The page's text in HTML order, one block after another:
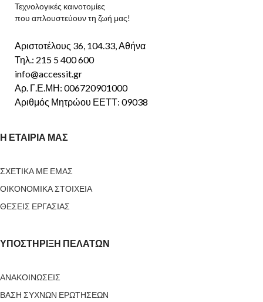
Τεχνολογικές καινοτομίες
που απλουστεύουν τη ζωή μας!
Αριστοτέλους 36, 104.33, Αθήνα
Τηλ.: 215 5 400 600
info@accessit.gr
Αρ. Γ.Ε.ΜΗ: 006720901000
Αριθμός Μητρώου ΕΕΤΤ: 09038
Η ΕΤΑΙΡΙΑ ΜΑΣ
ΣΧΕΤΙΚΑ ΜΕ ΕΜΑΣ
ΟΙΚΟΝΟΜΙΚΑ ΣΤΟΙΧΕΙΑ
ΘΕΣΕΙΣ ΕΡΓΑΣΙΑΣ
ΥΠΟΣΤΗΡΙΞΗ ΠΕΛΑΤΩΝ
ΑΝΑΚΟΙΝΩΣΕΙΣ
ΒΑΣΗ ΣΥΧΝΩΝ ΕΡΩΤΗΣΕΩΝ